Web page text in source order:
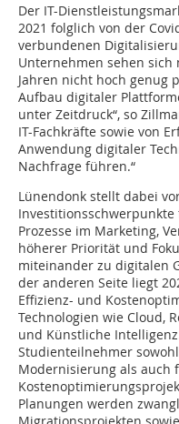
Der IT-
2021 folglich von der
verbundenen
Unternehmen sehen
Jahren nicht hoch genug
Aufbau digitaler
unter Zeitdruck“, so
IT-Fachkräfte sowie von
Anwendung digitaler
Nachfrage führen.“
Lünendonk stellt dabei
Prozesse im Marketing,
höherer Priorität und
miteinander zu digitalen
der anderen Seite liegt
Effizienz- und
Technologien wie Cloud,
und Künstliche
Studienteilnehmer
Modernisierung als auch
Planungen werden
Migrationsprojekten